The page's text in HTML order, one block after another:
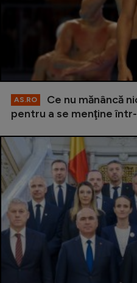
AS.RO
Ce nu mănâncă
pentru a se menţine